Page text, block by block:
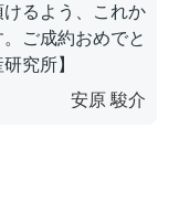
るよう、これか
ご成約おめでと
究所】
安原 駿介